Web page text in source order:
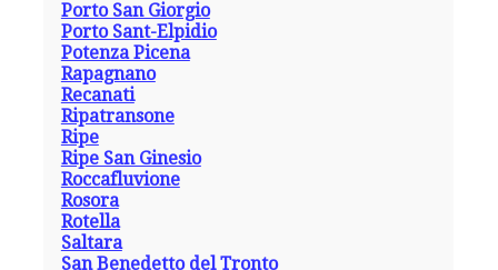
Porto San Giorgio
Porto Sant-Elpidio
Potenza Picena
Rapagnano
Recanati
Ripatransone
Ripe
Ripe San Ginesio
Roccafluvione
Rosora
Rotella
Saltara
San Benedetto del Tronto